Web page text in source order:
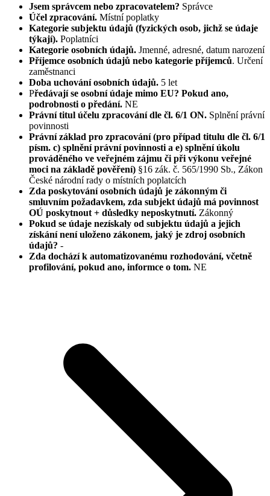
Jsem správcem nebo zpracovatelem? Správce
Účel zpracování. Místní poplatky
Kategorie subjektu údajů (fyzických osob, jichž se údaje
týkají). Poplatníci
Kategorie osobních údajů. Jmenné, adresné, datum narození
Příjemce osobních údajů nebo kategorie příjemců. Určení
zaměstnanci
Doba uchování osobních údajů. 5 let
Předávají se osobní údaje mimo EU? Pokud ano,
podrobnosti o předání. NE
Právní titul účelu zpracování dle čl. 6/1 ON. Splnění právní
povinnosti
Právní základ pro zpracování (pro případ titulu dle čl. 6/1
písm. c) splnění právní povinnosti a e) splnění úkolu
prováděného ve veřejném zájmu či při výkonu veřejné
moci na základě pověření) §16 zák. č. 565/1990 Sb., Zákon
České národní rady o místních poplatcích
Zda poskytování osobních údajů je zákonným či
smluvním požadavkem, zda subjekt údajů má povinnost
OÚ poskytnout + důsledky neposkytnutí. Zákonný
Pokud se údaje nezískaly od subjektu údajů a jejich
získání není uloženo zákonem, jaký je zdroj osobních
údajů? -
Zda dochází k automatizovanému rozhodování, včetně
profilování, pokud ano, informce o tom. NE